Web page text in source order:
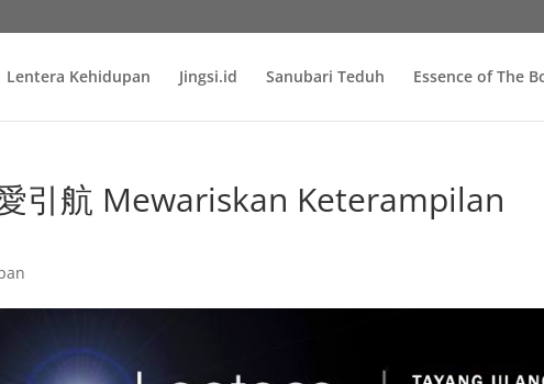
Lentera Kehidupan Jingsi.id Sanubari Teduh Essence of The
引航 Mewariskan Keterampilan